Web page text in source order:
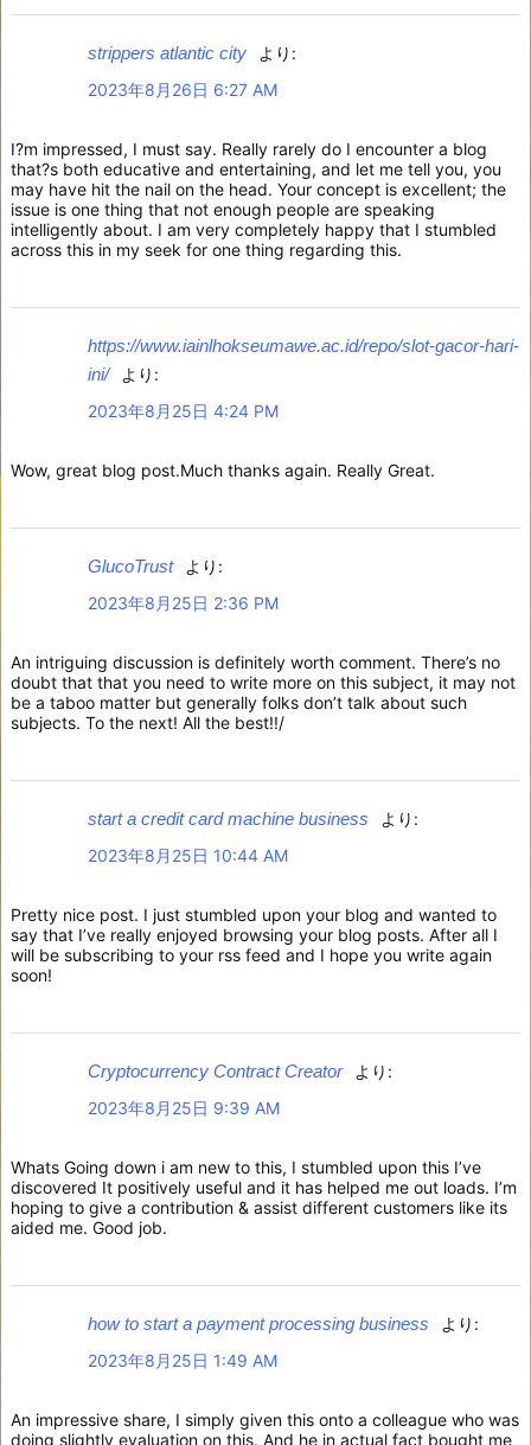
strippers atlantic city
より:
2023年8月26日 6:27 AM
I?m impressed, I must say. Really rarely do I encounter a blog
that?s both educative and entertaining, and let me tell you, you
may have hit the nail on the head. Your concept is excellent; the
issue is one thing that not enough people are speaking
intelligently about. I am very completely happy that I stumbled
across this in my seek for one thing regarding this.
https://www.iainlhokseumawe.ac.id/repo/slot-gacor-hari-
ini/
より:
2023年8月25日 4:24 PM
Wow, great blog post.Much thanks again. Really Great.
GlucoTrust
より:
2023年8月25日 2:36 PM
An intriguing discussion is definitely worth comment. There’s no
doubt that that you need to write more on this subject, it may not
be a taboo matter but generally folks don’t talk about such
subjects. To the next! All the best!!/
start a credit card machine business
より:
2023年8月25日 10:44 AM
Pretty nice post. I just stumbled upon your blog and wanted to
say that I’ve really enjoyed browsing your blog posts. After all I
will be subscribing to your rss feed and I hope you write again
soon!
Cryptocurrency Contract Creator
より:
2023年8月25日 9:39 AM
Whats Going down i am new to this, I stumbled upon this I’ve
discovered It positively useful and it has helped me out loads. I’m
hoping to give a contribution & assist different customers like its
aided me. Good job.
how to start a payment processing business
より:
2023年8月25日 1:49 AM
An impressive share, I simply given this onto a colleague who was
doing slightly evaluation on this. And he in actual fact bought me